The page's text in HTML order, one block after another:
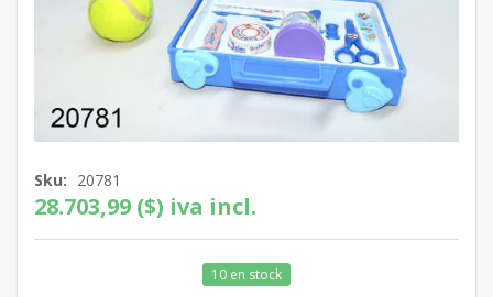
Sku: 20781
28.703,99 ($) iva incl.
10 en stock